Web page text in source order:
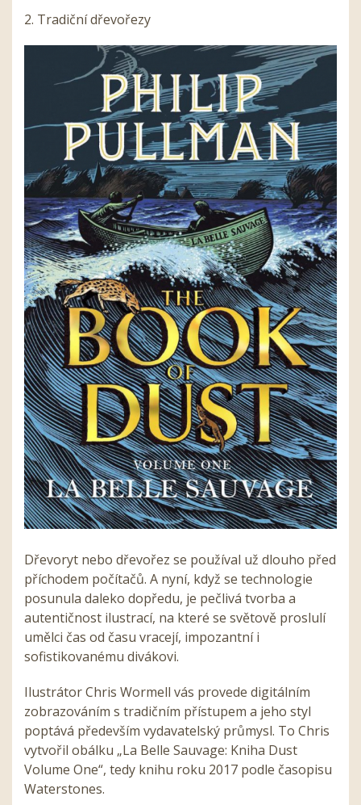
2. Tradiční dřevořezy
Dřevoryt nebo dřevořez se používal už dlouho před
příchodem počítačů. A nyní, když se technologie
posunula daleko dopředu, je pečlivá tvorba a
autentičnost ilustrací, na které se světově proslulí
umělci čas od času vracejí, impozantní i
sofistikovanému divákovi.
Ilustrátor Chris Wormell vás provede digitálním
zobrazováním s tradičním přístupem a jeho styl
poptává především vydavatelský průmysl. To Chris
vytvořil obálku „La Belle Sauvage: Kniha Dust
Volume One“, tedy knihu roku 2017 podle časopisu
Waterstones.